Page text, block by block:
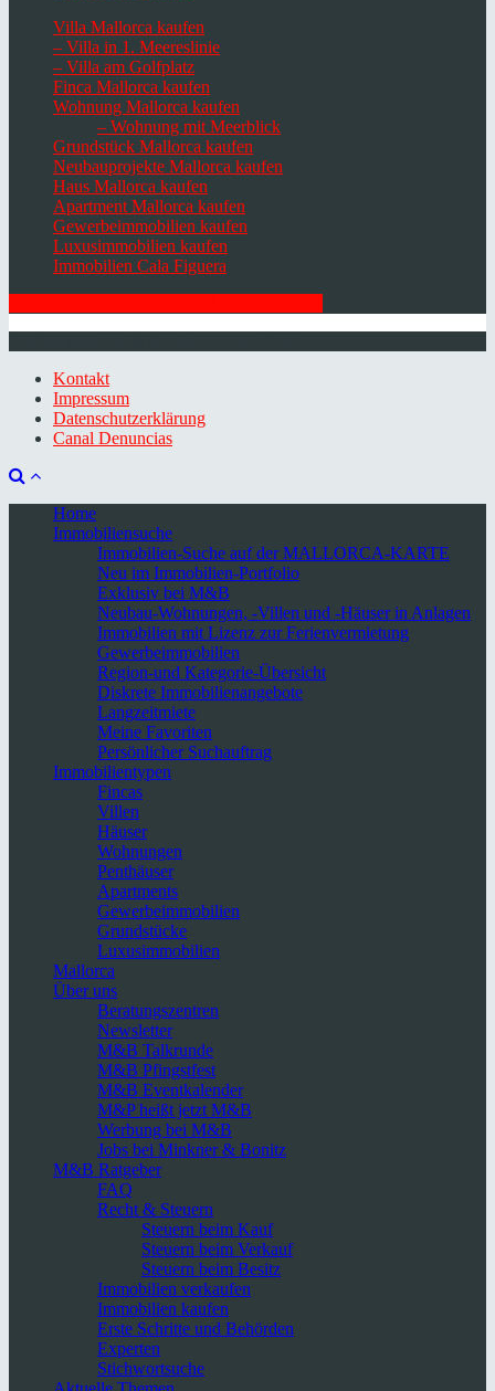
Villa Mallorca kaufen
– Villa in 1. Meereslinie
– Villa am Golfplatz
Finca Mallorca kaufen
Wohnung Mallorca kaufen
– Wohnung mit Meerblick
Grundstück Mallorca kaufen
Neubauprojekte Mallorca kaufen
Haus Mallorca kaufen
Apartment Mallorca kaufen
Gewerbeimmobilien kaufen
Luxusimmobilien kaufen
Immobilien Cala Figuera
Kontakt
Impressum
Datenschutzerklärung
Canal Denuncias
Home
Immobiliensuche
Immobilien-Suche auf der MALLORCA-KARTE
Neu im Immobilien-Portfolio
Exklusiv bei M&B
Neubau-Wohnungen, -Villen und -Häuser in Anlagen
Immobilien mit Lizenz zur Ferienvermietung
Gewerbeimmobilien
Region-und Kategorie-Übersicht
Diskrete Immobilienangebote
Langzeitmiete
Meine Favoriten
Persönlicher Suchauftrag
Immobilientypen
Fincas
Villen
Häuser
Wohnungen
Penthäuser
Apartments
Gewerbeimmobilien
Grundstücke
Luxusimmobilien
Mallorca
Über uns
Beratungszentren
Newsletter
M&B Talkrunde
M&B Pfingstfest
M&B Eventkalender
M&P heißt jetzt M&B
Werbung bei M&B
Jobs bei Minkner & Bonitz
M&B Ratgeber
FAQ
Recht & Steuern
Steuern beim Kauf
Steuern beim Verkauf
Steuern beim Besitz
Immobilien verkaufen
Immobilien kaufen
Erste Schritte und Behörden
Experten
Stichwortsuche